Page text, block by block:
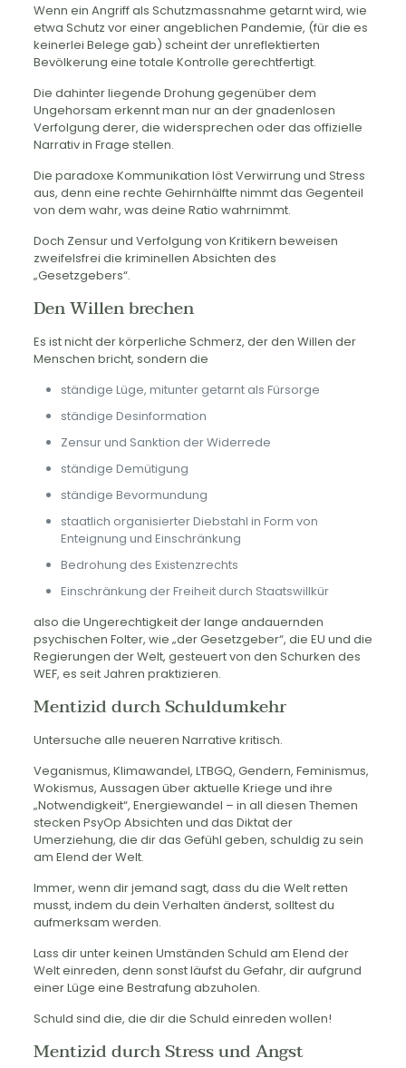
Wenn ein Angriff als Schutzmassnahme getarnt wird, wie
etwa Schutz vor einer angeblichen Pandemie, (für die es
keinerlei Belege gab) scheint der unreflektierten
Bevölkerung eine totale Kontrolle gerechtfertigt.
Die dahinter liegende Drohung gegenüber dem
Ungehorsam erkennt man nur an der gnadenlosen
Verfolgung derer, die widersprechen oder das offizielle
Narrativ in Frage stellen.
Die paradoxe Kommunikation löst Verwirrung und Stress
aus, denn eine rechte Gehirnhälfte nimmt das Gegenteil
von dem wahr, was deine Ratio wahrnimmt.
Doch Zensur und Verfolgung von Kritikern beweisen
zweifelsfrei die kriminellen Absichten des
„Gesetzgebers“.
Den Willen brechen
Es ist nicht der körperliche Schmerz, der den Willen der
Menschen bricht, sondern die
ständige Lüge, mitunter getarnt als Fürsorge
ständige Desinformation
Zensur und Sanktion der Widerrede
ständige Demütigung
ständige Bevormundung
staatlich organisierter Diebstahl in Form von
Enteignung und Einschränkung
Bedrohung des Existenzrechts
Einschränkung der Freiheit durch Staatswillkür
also die Ungerechtigkeit der lange andauernden
psychischen Folter, wie „der Gesetzgeber“, die EU und die
Regierungen der Welt, gesteuert von den Schurken des
WEF, es seit Jahren praktizieren.
Mentizid durch Schuldumkehr
Untersuche alle neueren Narrative kritisch.
Veganismus, Klimawandel, LTBGQ, Gendern, Feminismus,
Wokismus, Aussagen über aktuelle Kriege und ihre
„Notwendigkeit“, Energiewandel – in all diesen Themen
stecken PsyOp Absichten und das Diktat der
Umerziehung, die dir das Gefühl geben, schuldig zu sein
am Elend der Welt.
Immer, wenn dir jemand sagt, dass du die Welt retten
musst, indem du dein Verhalten änderst, solltest du
aufmerksam werden.
Lass dir unter keinen Umständen Schuld am Elend der
Welt einreden, denn sonst läufst du Gefahr, dir aufgrund
einer Lüge eine Bestrafung abzuholen.
Schuld sind die, die dir die Schuld einreden wollen!
Mentizid durch Stress und Angst